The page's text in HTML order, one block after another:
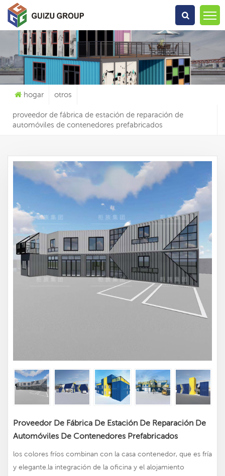
Qué Estás Buscando?
hogar otros
proveedor de fábrica de estación de reparación de
automóviles de contenedores prefabricados
Proveedor De Fábrica De Estación De Reparación De
Automóviles De Contenedores Prefabricados
los colores fríos combinan con la casa contenedor, que es fría
y elegante.la integración de la oficina y el alojamiento